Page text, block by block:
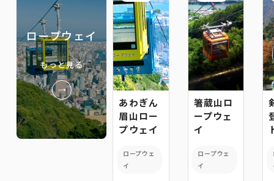
ロープウェイ
もっと見る
あわぎん
眉山ロー
プウェイ
ロープウェ
イ
箸蔵山ロ
ープウェ
イ
ロープウェ
イ